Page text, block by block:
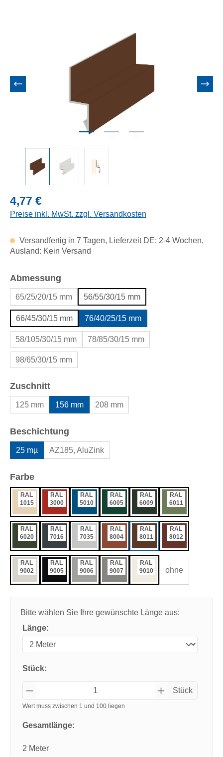
Regulärer Preis:
4,77 €
Preise inkl. MwSt. zzgl. Versandkosten
Versandfertig in 7 Tagen, Lieferzeit DE: 2-4 Wochen,
Ausland: Kein Versand
Abmessung
65/25/20/15 mm 56/55/30/15 mm
66/45/30/15 mm 76/40/25/15 mm
58/105/30/15 mm 78/85/30/15 mm
98/65/30/15 mm
Zuschnittauswählen
125 mm 156 mm 208 mm
Beschichtung
25 mµ AZ185, AluZink
Farbeauswählen
RAL
1015
RAL
3000
RAL
5010
RAL
6005
RAL
6009
RAL
6011
RAL
6020
RAL
7016
RAL
7035
RAL
8004
RAL
8011
RAL
8012
RAL
9002
RAL
9005
RAL
9006
RAL
9007
RAL
9010
ohne
Bitte wählen Sie Ihre gewünschte Länge aus:
Länge:
Stück:
Stück
Wert muss zwischen 1 und 100 liegen
Gesamtlänge:
2 Meter